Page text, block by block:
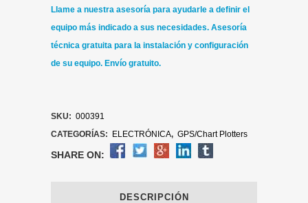
Llame a nuestra asesoría para ayudarle a definir el
equipo más indicado a sus necesidades. Asesoría
técnica gratuita para la instalación y configuración
de su equipo. Envío gratuito.
SKU: 000391
CATEGORÍAS:
ELECTRÓNICA, GPS/Chart Plotters
SHARE ON:
DESCRIPCIÓN